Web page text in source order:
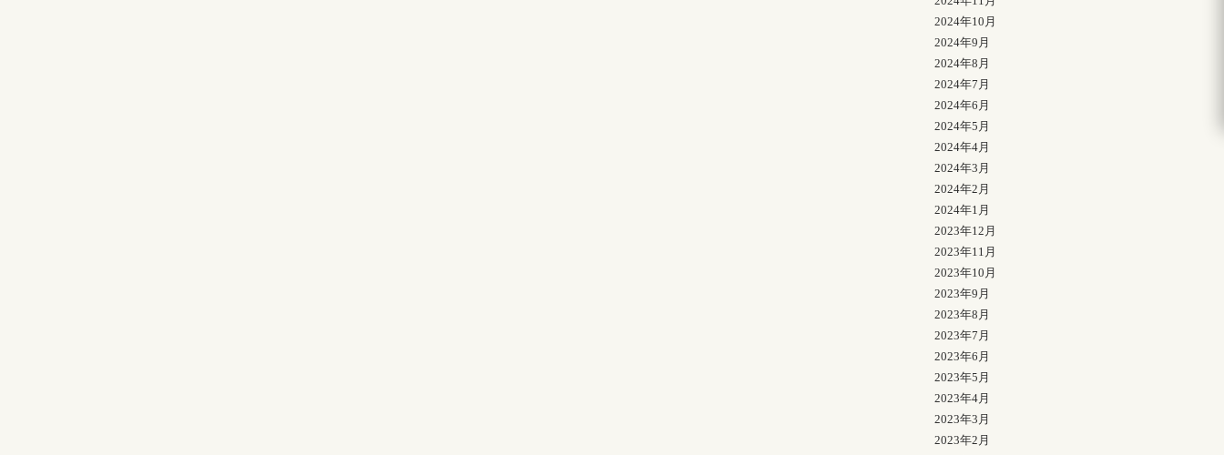
2024年10月
2024年9月
2024年8月
2024年7月
2024年6月
2024年5月
2024年4月
2024年3月
2024年2月
2024年1月
2023年12月
2023年11月
2023年10月
2023年9月
2023年8月
2023年7月
2023年6月
2023年5月
2023年4月
2023年3月
2023年2月